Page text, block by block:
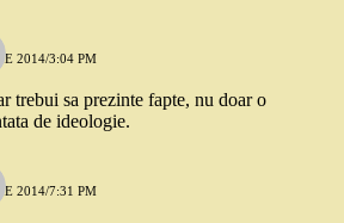
2014/3:04 PM
trebui sa prezinte fapte, nu doar o
de ideologie.
2014/7:31 PM